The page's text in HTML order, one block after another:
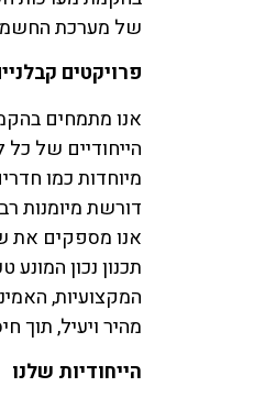
של מערכת החשמל
פרויקטים
אנו מתמחים
הייחודיים של
מיוחדות כמו
דורשת מיומנות
אנו מספקים את
תכנון נכון
המקצועיות,
מהיר ויעיל, תוך
הייחודיות שלנו